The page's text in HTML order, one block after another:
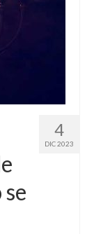
4
DIC 2023